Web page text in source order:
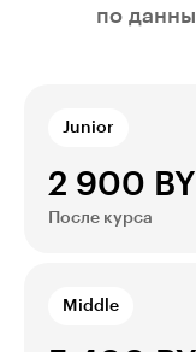
по
2 900
Junior
После курса
Middle